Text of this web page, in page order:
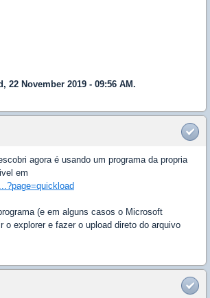
22 November 2019 - 09:56 AM.
agora é usando um programa da propria
em
(e em alguns casos o Microsoft
o explorer e fazer o upload direto do arquivo